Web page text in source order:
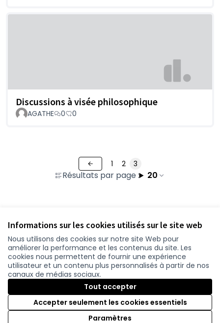
Informations sur les cookies utilisés sur le site web
Nous utilisons des cookies sur notre site Web pour
améliorer la performance et les contenus du site. Les
cookies nous permettent de fournir une expérience
utilisateur et un contenu plus personnalisés à partir de nos
canaux de médias sociaux.
Tout accepter
Accepter seulement les cookies essentiels
Paramètres
Discussions à visée philosophique
AGATHE 0 0
Résultats par page : 20
1 2 3
Conditions d'utilisation
Paramètres des cookies
participer.loire-atlantique.fr sur Facebook
(Nouvelle fenêtre)
participer.loire-atlantique.fr sur Instagram
(Nouvelle fenêtre)
participer.loire-atlantique.fr sur YouTube
(Nouvelle fenêtre)
Licence
(Nouvelle